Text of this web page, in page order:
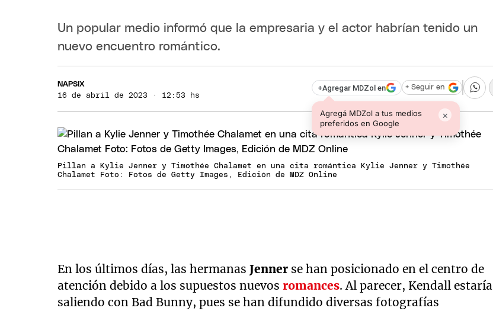
Un popular medio informó que la empresaria y el actor habrían tenido un
nuevo encuentro romántico.
NAPSIX
16 de abril de 2023 · 12:53 hs
+Agregar MDZol en
Agregá MDZol a tus medios
preferidos en Google
×
+ Seguir en
Pillan a Kylie Jenner y Timothée Chalamet en una cita romántica Kylie Jenner y Timothée
Chalamet Foto: Fotos de Getty Images, Edición de MDZ Online
En los últimos días, las hermanas Jenner se han posicionado en el centro de
atención debido a los supuestos nuevosromances. Al parecer, Kendall estaría
saliendo con Bad Bunny, pues se han difundido diversas fotografías